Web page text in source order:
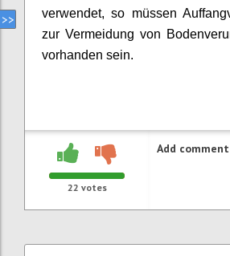
verwendet, so müssen
zur Vermeidung von
vorhanden sein.
22 votes
Add comment